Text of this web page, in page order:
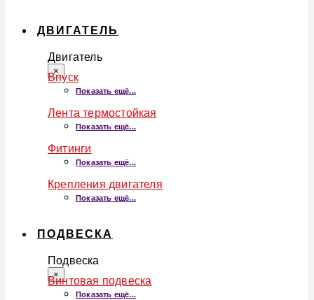
ДВИГАТЕЛЬ
Двигатель
×
Впуск
Показать ещё...
Лента термостойкая
Показать ещё...
Фитинги
Показать ещё...
Крепления двигателя
Показать ещё...
ПОДВЕСКА
Подвеска
×
Винтовая подвеска
Показать ещё...